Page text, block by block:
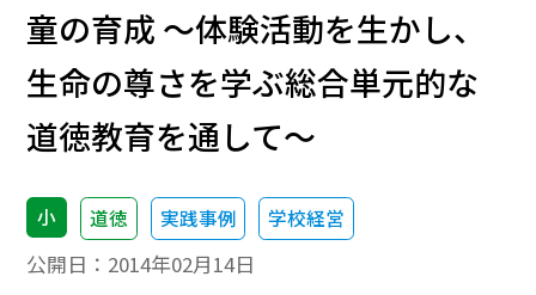
童の育成 ～体験活動を生かし、
生命の尊さを学ぶ総合単元的な
道徳教育を通して～
小 道徳 実践事例 学校経営
公開日： 2014年02月14日